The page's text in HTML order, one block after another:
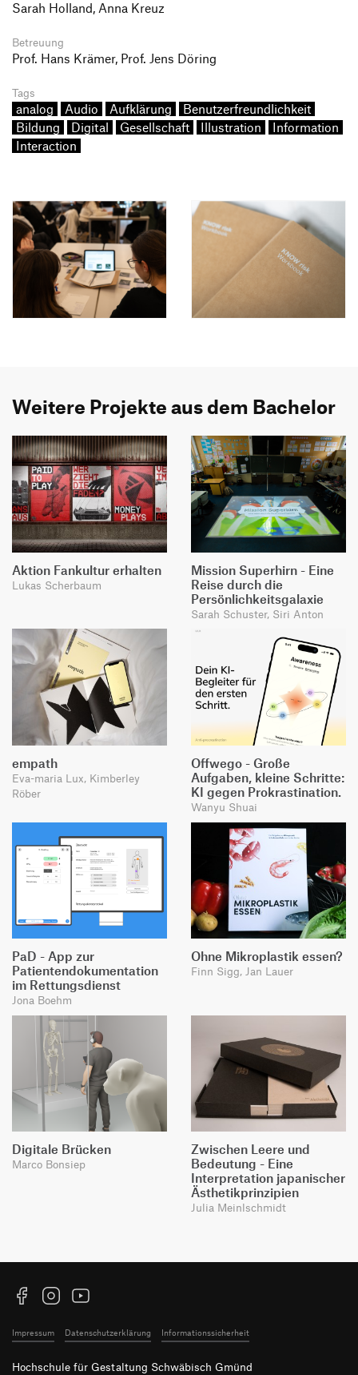
Sarah Holland, Anna Kreuz
Betreuung
Prof. Hans Krämer, Prof. Jens Döring
Tags
analog Audio Aufklärung
Benutzerfreundlichkeit
Bildung
Digital Gesellschaft Illustration
Information
Interaction
Weitere Projekte aus dem Bachelor
Aktion Fankultur erhalten
Lukas Scherbaum
Mission Superhirn - Eine
Reise durch die
Persönlichkeitsgalaxie
Sarah Schuster, Siri Anton
empath
Eva-maria Lux, Kimberley
Röber
Offwego - Große
Aufgaben, kleine Schritte:
KI gegen Prokrastination.
Wanyu Shuai
PaD - App zur
Patientendokumentation
im Rettungsdienst
Jona Boehm
Ohne Mikroplastik essen?
Finn Sigg, Jan Lauer
Digitale Brücken
Marco Bonsiep
Zwischen Leere und
Bedeutung - Eine
Interpretation japanischer
Ästhetikprinzipien
Julia Meinlschmidt
FacebookInstagramYouTube
Impressum Datenschutzerklärung Informationssicherheit
Hochschule für Gestaltung Schwäbisch Gmünd